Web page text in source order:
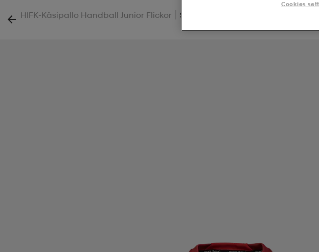
HIFK-Käsipallo Handball Junior Flickor | Spain 25 Ss Jsy Jr
Cookies